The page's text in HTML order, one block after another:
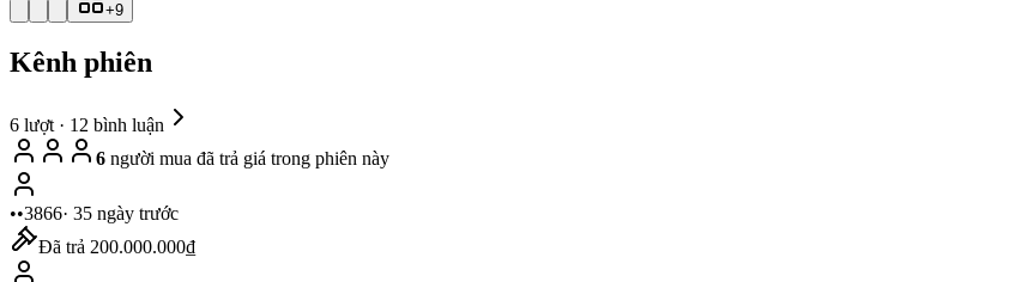
+9
Kênh phiên
6 lượt · 12 bình luận
6 người mua đã trả giá trong phiên này
••3866· 35 ngày trước
Đã trả 200.000.000₫